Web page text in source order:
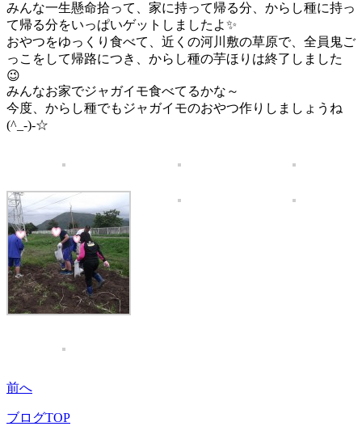
みんな一生懸命拾って、家に持って帰る分、からし種に持っ
て帰る分をいっぱいゲットしましたよ✨
おやつをゆっくり食べて、近くの河川敷の草原で、全員鬼ご
っこをして帰路につき、からし種の芋ほりは終了しました
😉
みんなお家でジャガイモ食べてるかな～
今度、からし種でもジャガイモのおやつ作りしましょうね
(^_-)-☆
前へ
ブログTOP